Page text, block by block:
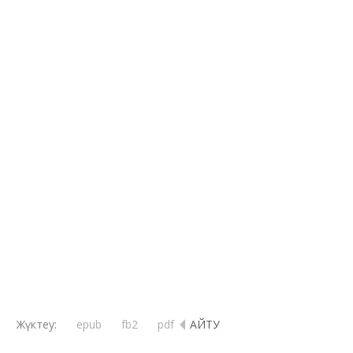
ҚАЙТУ
Жүктеу: epub fb2 pdf